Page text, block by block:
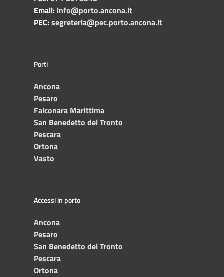
Email: info@porto.ancona.it
PEC:segreteria@pec.porto.ancona.it
Porti
Ancona
Pesaro
Falconara Marittima
San Benedetto del Tronto
Pescara
Ortona
Vasto
Accessi in porto
Ancona
Pesaro
San Benedetto del Tronto
Pescara
Ortona